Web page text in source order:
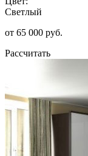
Светлый
от 65 000 руб.
Рассчитать